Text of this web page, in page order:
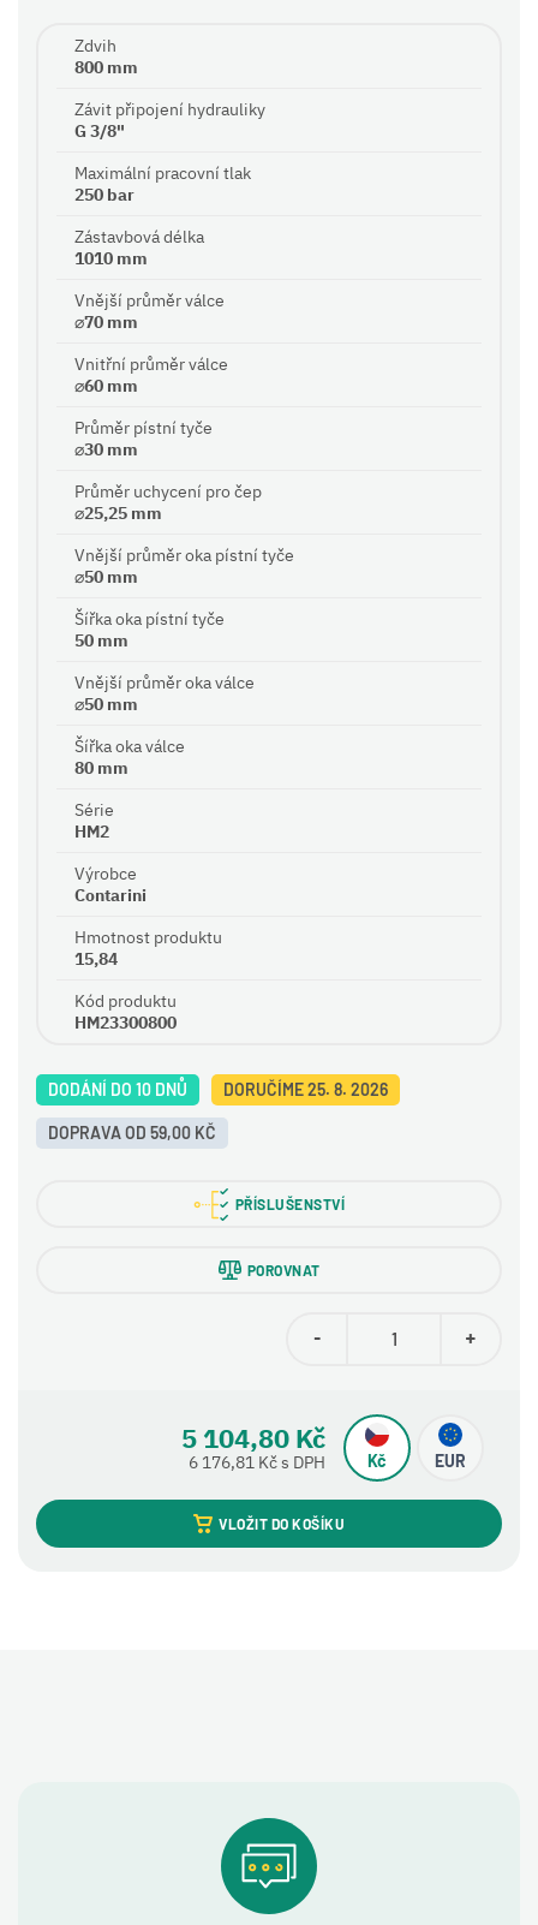
Zdvih
800 mm
Závit připojení hydrauliky
G 3/8"
Maximální pracovní tlak
250 bar
Zástavbová délka
1010 mm
Vnější průměr válce
⌀70 mm
Vnitřní průměr válce
⌀60 mm
Průměr pístní tyče
⌀30 mm
Průměr uchycení pro čep
⌀25,25 mm
Vnější průměr oka pístní tyče
⌀50 mm
Šířka oka pístní tyče
50 mm
Vnější průměr oka válce
⌀50 mm
Šířka oka válce
80 mm
Série
HM2
Výrobce
Contarini
Hmotnost produktu
15,84
Kód produktu
HM23300800
DODÁNÍ DO 10 DNŮ DORUČÍME 25. 8. 2026
DOPRAVA OD 59,00 KČ
- +
POROVNAT
PŘÍSLUŠENSTVÍ
5 104,80 Kč
6 176,81 Kč s DPH Kč EUR
VLOŽIT DO KOŠÍKU